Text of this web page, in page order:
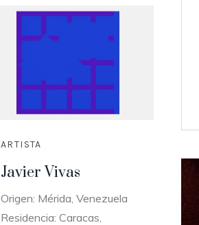
ARTISTA
Javier Vivas
Origen: Mérida, Venezuela
Residencia: Caracas,